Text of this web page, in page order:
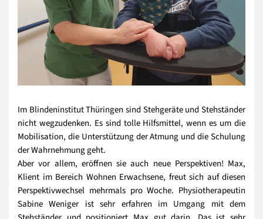
Im Blindeninstitut Thüringen sind Stehgeräte und Stehständer
nicht wegzudenken. Es sind tolle Hilfsmittel, wenn es um die
Mobilisation, die Unterstützung der Atmung und die Schulung
der Wahrnehmung geht.
Aber vor allem, eröffnen sie auch neue Perspektiven! Max,
Klient im Bereich Wohnen Erwachsene, freut sich auf diesen
Perspektivwechsel mehrmals pro Woche. Physiotherapeutin
Sabine Weniger ist sehr erfahren im Umgang mit dem